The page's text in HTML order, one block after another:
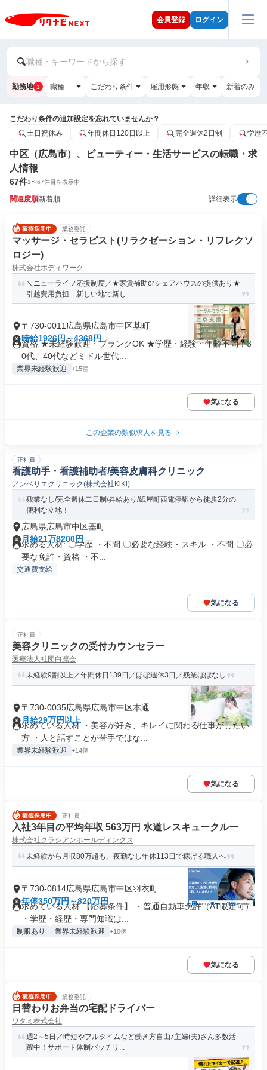
会員登録 ログイン
職種・キーワードから探す
勤務地 1 職種 こだわり条件 雇用形態 年収 新着のみ
こだわり条件の追加設定を忘れていませんか？
土日祝休み
年間休日120日以上 完全週休2日制 学歴
中区（広島市）、ビューティー・生活サービスの転職・求
人情報
67件1〜67件目を表示中
関連度順新着順 詳細表示
業務委託
マッサージ・セラピスト(リラクゼーション・リフレクソ
ロジー)
株式会社ボディワーク
＼ニューライフ応援制度／★家賃補助orシェアハウスの提供あり★
引越費用負担 新しい地で新し...
〒730-0011広島県広島市中区基町
時給1926円～4368円
資格 ★未経験歓迎・ブランクOK ★学歴・経験・年齢不問！3
0代、40代などミドル世代...
業界未経験歓迎 +15個
気になる
この企業の類似求人を見る
正社員
看護助手・看護補助者/美容皮膚科クリニック
アンベリエクリニック(株式会社KiKi)
残業なし/完全週休二日制/昇給あり/紙屋町西電停駅から徒歩2分の
便利な立地！
広島県広島市中区基町
月給21万8200円
求める人材: 〇学歴 ・不問 〇必要な経験・スキル ・不問 〇必
要な免許・資格 ・不...
交通費支給
気になる
正社員
美容クリニックの受付カウンセラー
医療法人社団白凛会
未経験9割以上／年間休日139日／ほぼ週休3日／残業ほぼなし
〒730-0035広島県広島市中区本通
月給29万円以上
求めている人材 ・美容が好き、キレイに関わる仕事がしたい
方 ・人と話すことが苦手ではな...
業界未経験歓迎 +14個
気になる
正社員
入社3年目の平均年収 563万円 水道レスキュークルー
株式会社クラシアンホールディングス
未経験から月収80万超も。夜勤なし年休113日で稼げる職人へ
〒730-0814広島県広島市中区羽衣町
年俸350万円～820万円
求めている人材 【応募条件】 ・普通自動車免許（AT限定可）
・学歴・経歴・専門知識は...
制服あり 業界未経験歓迎 +10個
気になる
業務委託
日替わりお弁当の宅配ドライバー
ワタミ株式会社
週2～5日／時短やフルタイムなど働き方自由♪主婦(夫)さん多数活
躍中！サポート体制バッチリ...